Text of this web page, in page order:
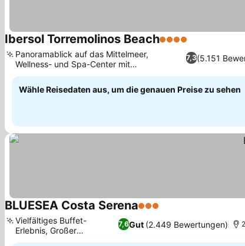
Ibersol Torremolinos Beach4 Sterne
7,3(5.151
Panoramablick auf das Mittelmeer,
Wellness- und Spa-Center mit
umfassendem Service
Wähle Reisedaten aus, um die genauen Preise zu sehen
BLUESEA Costa Serena3 Sterne
7,6Gut (2.449 Bewertungen)
Vielfältiges Buffet-
Erlebnis, Großer
Außenpool